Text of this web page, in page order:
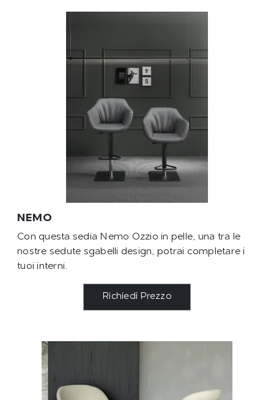
NEMO
Con questa sedia Nemo Ozzio in pelle, una tra le
nostre sedute sgabelli design, potrai completare i
tuoi interni.
Richiedi Prezzo